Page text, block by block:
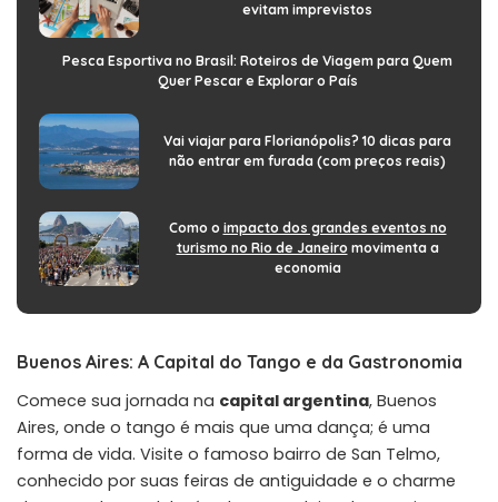
evitam imprevistos
Pesca Esportiva no Brasil: Roteiros de Viagem para Quem
Quer Pescar e Explorar o País
Vai viajar para Florianópolis? 10 dicas para
não entrar em furada (com preços reais)
Como o impacto dos grandes eventos no
turismo no Rio de Janeiro movimenta a
economia
Buenos Aires: A Capital do Tango e da Gastronomia
Comece sua jornada na capital argentina, Buenos
Aires, onde o tango é mais que uma dança; é uma
forma de vida. Visite o famoso bairro de San Telmo,
conhecido por suas feiras de antiguidade e o charme